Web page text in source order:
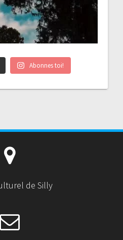
Abonnes toi!
de Silly